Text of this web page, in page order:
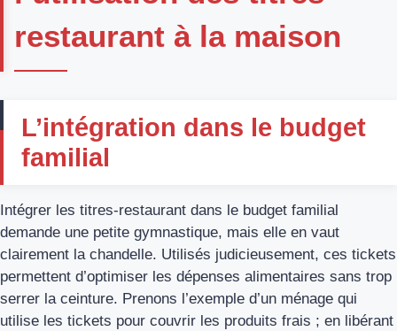
restaurant à la maison
L’intégration dans le budget
familial
Intégrer les titres-restaurant dans le budget familial
demande une petite gymnastique, mais elle en vaut
clairement la chandelle. Utilisés judicieusement, ces tickets
permettent d’optimiser les dépenses alimentaires sans trop
serrer la ceinture. Prenons l’exemple d’un ménage qui
utilise les tickets pour couvrir les produits frais ; en libérant